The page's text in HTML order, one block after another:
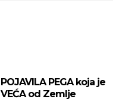
PEGA koja je
VEĆA od Zemlje